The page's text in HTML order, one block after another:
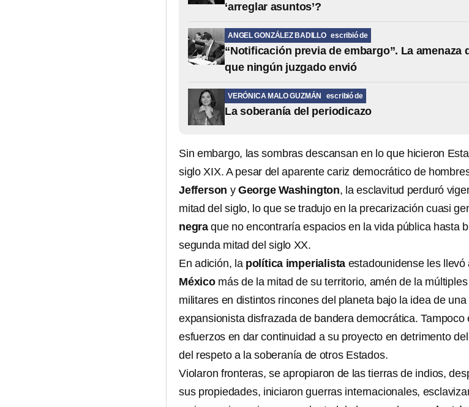
‘arreglar asuntos’?
ANGEL GONZÁLEZ BADILLO escribió de
“Notificación previa de embargo”. La amenaza
que ningún juzgado envió
VERÓNICA MALO GUZMÁN escribió de
La soberanía del periodicazo
Sin embargo, las sombras descansan en lo que hicieron
siglo XIX. A pesar del aparente cariz democrático de
Jefferson y George Washington, la esclavitud perduró
mitad del siglo, lo que se tradujo en la precarización cuasi
negra que no encontraría espacios en la vida pública hasta
segunda mitad del siglo XX.
En adición, la política imperialista estadounidense les llevó
Méxicomás de la mitad de su territorio, amén de la
militares en distintos rincones del planeta bajo la idea de una
expansionista disfrazada de bandera democrática. Tampoco
esfuerzos en dar continuidad a su proyecto en detrimento
del respeto a la soberanía de otros Estados.
Violaron fronteras, se apropiaron de las tierras de indios,
sus propiedades, iniciaron guerras internacionales,